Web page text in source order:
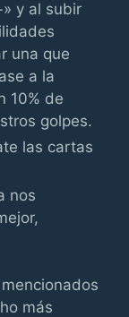
y al subir
una que
a la
10% de
golpes.
las cartas
nos
más